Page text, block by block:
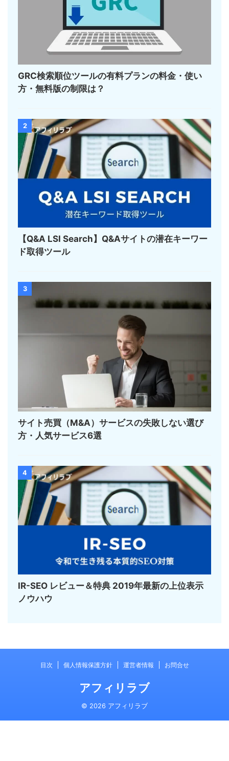
GRC検索順位ツールの有料プランの料金・使い
方・無料版の制限は？
2
【Q&A LSI Search】Q&Aサイトの潜在キーワー
ド取得ツール
3
サイト売買（M&A）サービスの失敗しない選び
方・人気サービス6選
4
IR-SEO レビュー＆特典 2019年最新の上位表示
ノウハウ
目次 個人情報保護方針 運営者情報 お問合せ
アフィリラブ
© 2026 アフィリラブ